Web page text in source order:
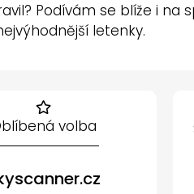
Podívám se blíže i
letenky.
volba